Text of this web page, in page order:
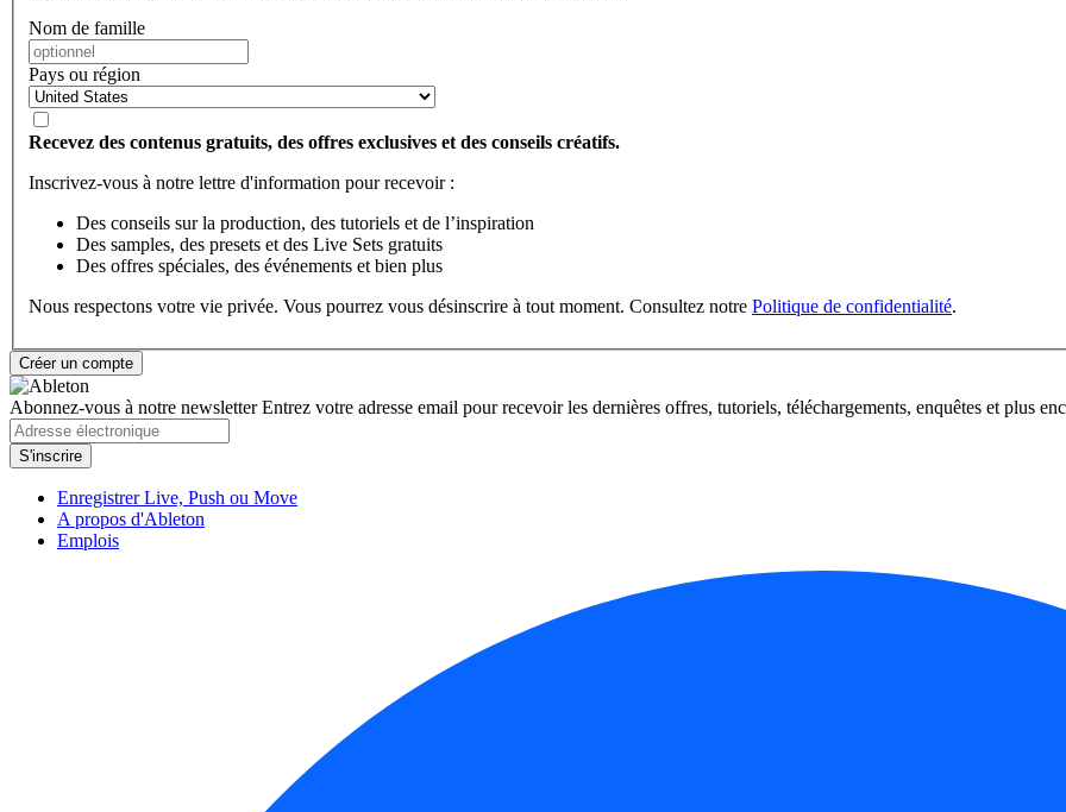
Nom de famille
Pays ou région
Recevez des contenus gratuits, des offres exclusives et des conseils créatifs.
Inscrivez-vous à notre lettre d'information pour recevoir :
Des conseils sur la production, des tutoriels et de l’inspiration
Des samples, des presets et des Live Sets gratuits
Des offres spéciales, des événements et bien plus
Nous respectons votre vie privée. Vous pourrez vous désinscrire à tout moment. Consultez notre Politique de confidentialité.
Abonnez-vous à notre newsletterEntrez votre adresse email pour recevoir les dernières offres, tutoriels, téléchargements, enquêtes et plus
Enregistrer Live, Push ou Move
A propos d'Ableton
Emplois